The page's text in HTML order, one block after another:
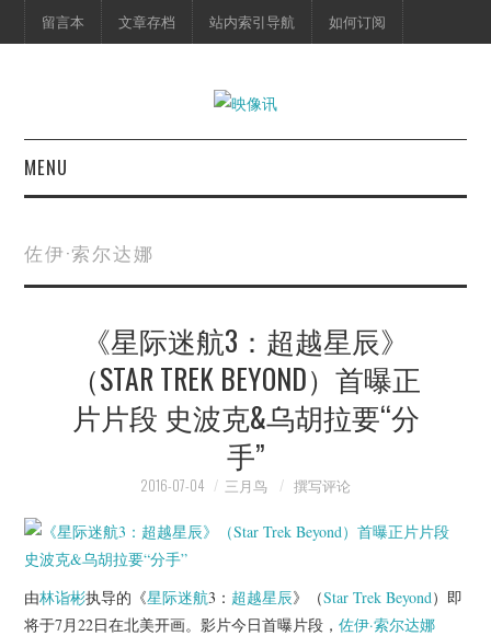
留言本 文章存档 站内索引导航 如何订阅
MENU
映像快讯
预告片
海报剧照
美剧英剧
电影档期
佐伊·索尔达娜
《星际迷航3：超越星辰》
（STAR TREK BEYOND）首曝正
片片段 史波克&乌胡拉要“分
手”
2016-07-04 三月鸟 撰写评论
由林诣彬执导的《星际迷航3： 超越星辰》（Star Trek Beyond）即
将于7月22日在北美开画。影片今日首曝片段，佐伊·索尔达娜